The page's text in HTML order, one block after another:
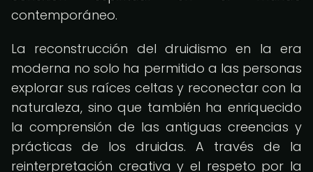
contemporáneo.
La reconstrucción del druidismo en la era
moderna no solo ha permitido a las personas
explorar sus raíces celtas y reconectar con la
naturaleza, sino que también ha enriquecido
la comprensión de las antiguas creencias y
prácticas de los druidas. A través de la
reinterpretación creativa y el respeto por la